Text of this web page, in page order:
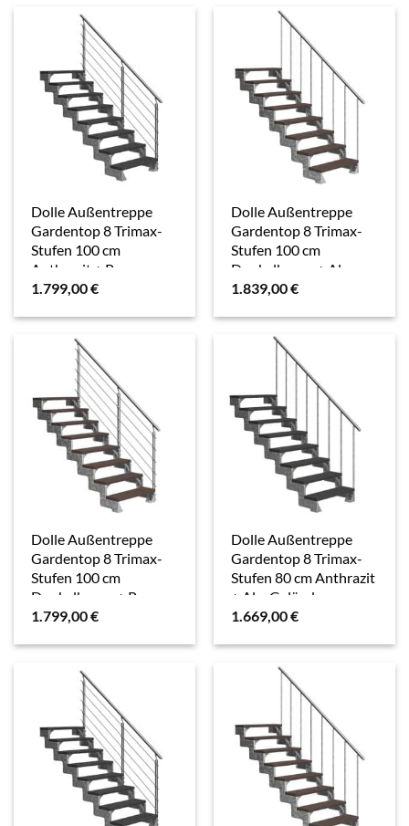
Dolle Außentreppe
Gardentop 8 Trimax-
Stufen 100 cm
Anthrazit + Prova-
Geländer
1.799,00€
Dolle Außentreppe
Gardentop 8 Trimax-
Stufen 100 cm
Dunkelbraun + Alu-
Geländer
1.839,00€
Dolle Außentreppe
Gardentop 8 Trimax-
Stufen 100 cm
Dunkelbraun + Prova-
Geländer
1.799,00€
Dolle Außentreppe
Gardentop 8 Trimax-
Stufen 80 cm Anthrazit
+ Alu-Geländer
1.669,00€